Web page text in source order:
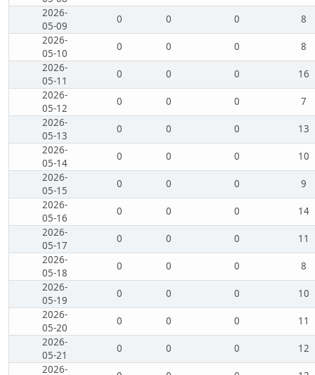
2026-
05-09
0 0 0
8
2026-
05-10
0 0 0
8
2026-
05-11
0 0 0
16
2026-
05-12
0 0 0
7
2026-
05-13
0 0 0
13
2026-
05-14
0 0 0
10
2026-
05-15
0 0 0
9
2026-
05-16
0 0 0
14
2026-
05-17
0 0 0
11
2026-
05-18
0 0 0
8
2026-
05-19
0 0 0
10
2026-
05-20
0 0 0
11
2026-
05-21
0 0 0
12
2026-